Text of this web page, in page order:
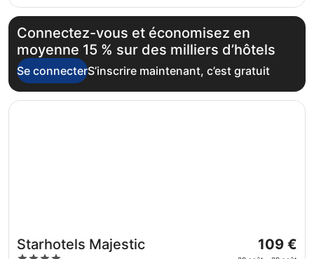
d'animaux et des bacs à litière.
Connectez-vous et économisez en
moyenne 15 % sur des milliers d’hôtels
Se connecterS’inscrire maintenant, c’est gratuit
Starhotels Majestic
Le
prix
109 €
S’ouvre dans une nouvelle fenêtre
Starhotels Majestic